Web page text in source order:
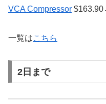
VCA Compressor
一覧はこちら
2日まで